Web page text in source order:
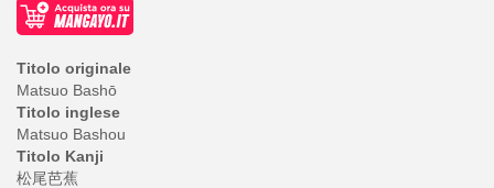
Titolo originale
Matsuo Bashō
Titolo inglese
Matsuo Bashou
Titolo Kanji
松尾芭蕉